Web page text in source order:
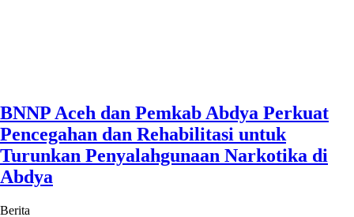
BNNP Aceh dan Pemkab Abdya Perkuat
Pencegahan dan Rehabilitasi untuk
Turunkan Penyalahgunaan Narkotika di
Abdya
Berita